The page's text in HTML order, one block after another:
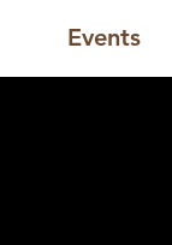
Events